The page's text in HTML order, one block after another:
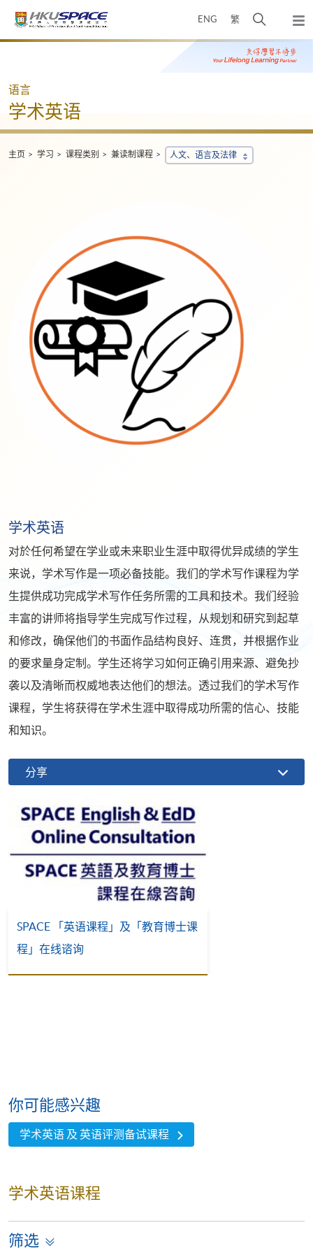
ENG 繁
开
搜
寻
弹
出
主
Main
语言
学术英语
主页 学习 课程类别 兼读制课程 人文、语言及法律
学术英语
对於任何希望在学业或未来职业生涯中取得优异成绩的学生
来说，学术写作是一项必备技能。我们的学术写作课程为学
生提供成功完成学术写作任务所需的工具和技术。我们经验
丰富的讲师将指导学生完成写作过程，从规划和研究到起草
和修改，确保他们的书面作品结构良好、连贯，并根据作业
的要求量身定制。学生还将学习如何正确引用来源、避免抄
袭以及清晰而权威地表达他们的想法。透过我们的学术写作
课程，学生将获得在学术生涯中取得成功所需的信心、技能
和知识。
分享
SPACE 「英语课程」及「教育博士课
程」在线谘询
你可能感兴趣
学术英语 及 英语评测备试课程
学术英语课程
筛选